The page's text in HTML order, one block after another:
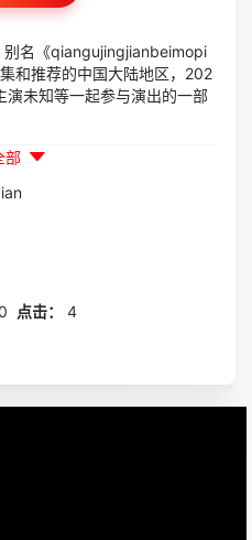
别名《qiangujingjianbeimopi
和推荐的中国大陆地区，202
未知等一起参与演出的一部
部
点击：
4